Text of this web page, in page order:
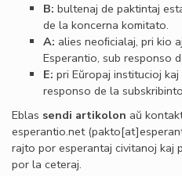
B: bultenaj de paktintaj
de la koncerna komitato.
A: alies neoﬁcialaj, pri kio
Esperantio, sub responso
E: pri Eŭropaj institucioj
responso de la
Eblas sendi artikolon aŭ
esperantio.net
rajto por esperantaj civitanoj kaj
por la ceteraj.